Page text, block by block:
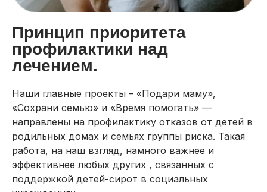
Принцип приоритета
профилактики над
лечением.
Наши главные проекты – «Подари маму»,
«Сохрани семью» и «Время помогать» —
направлены на профилактику отказов от детей в
родильных домах и семьях группы риска. Такая
работа, на наш взгляд, намного важнее и
эффективнее любых других , связанных с
поддержкой детей-сирот в социальных